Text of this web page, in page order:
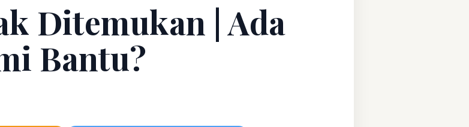
Ditemukan | Ada
Bantu?